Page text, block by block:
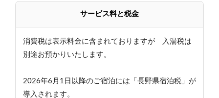
サービス料と税金
消費税は表示料金に含まれておりますが 入湯税は
別途お預かりいたします。
2026年6月1日以降のご宿泊には「長野県宿泊税」が
導入されます。